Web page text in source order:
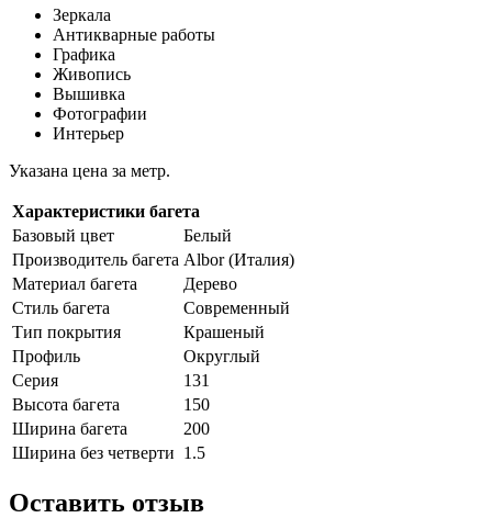
Зеркала
Антикварные работы
Графика
Живопись
Вышивка
Фотографии
Интерьер
Указана цена за метр.
Характеристики багета
Базовый цвет
Белый
Производитель багета Albor (Италия)
Материал багета
Дерево
Стиль багета
Cовременный
Тип покрытия
Крашеный
Профиль
Округлый
Серия
131
Высота багета
150
Ширина багета
200
Ширина без четверти 1.5
Оставить отзыв